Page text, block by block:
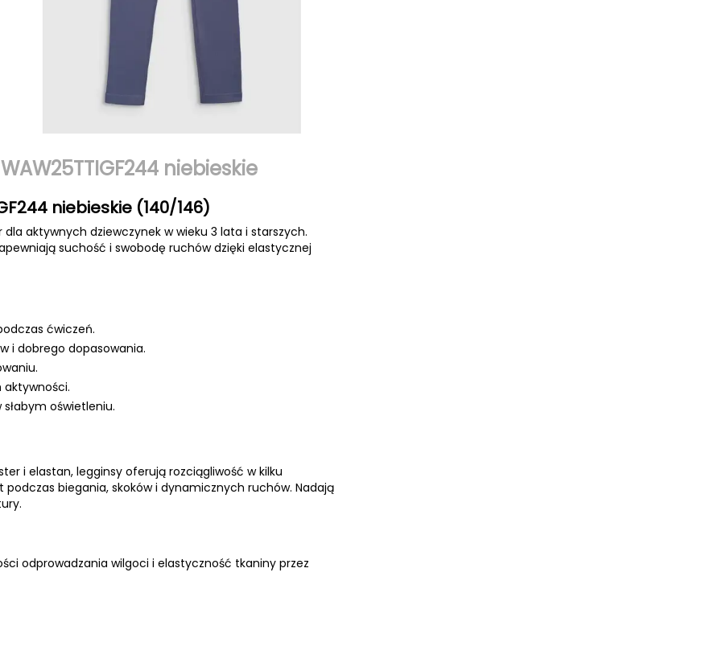
niebieskie
niebieskie (140/146)
dla aktywnych dziewczynek w wieku 3 lata i starszych.
suchość i swobodę ruchów dzięki elastycznej
ćwiczeń.
i dobrego dopasowania.
aktywności.
oświetleniu.
i elastan, legginsy oferują rozciągliwość w kilku
biegania, skoków i dynamicznych ruchów. Nadają
odprowadzania wilgoci i elastyczność tkaniny przez